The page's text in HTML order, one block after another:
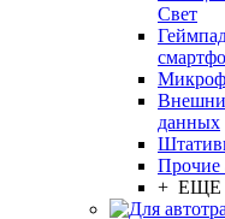
Свет
данных
Прочие
+ ЕЩЕ